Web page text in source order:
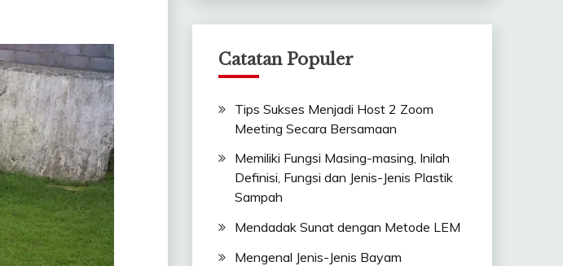
Catatan Populer
Tips Sukses Menjadi Host 2 Zoom
Meeting Secara Bersamaan
Memiliki Fungsi Masing-masing, Inilah
Definisi, Fungsi dan Jenis-Jenis Plastik
Sampah
Mendadak Sunat dengan Metode LEM
Mengenal Jenis-Jenis Bayam